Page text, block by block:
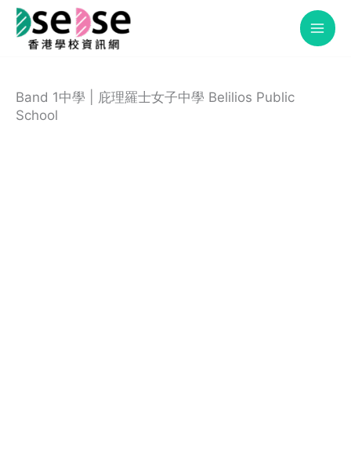
Skip
Band 1中學 | 庇理羅士女子中學 Belilios Public
School